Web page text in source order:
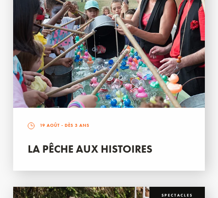
19 AOÛT - DÈS 3 ANS
LA PÊCHE AUX HISTOIRES
SPECTACLES